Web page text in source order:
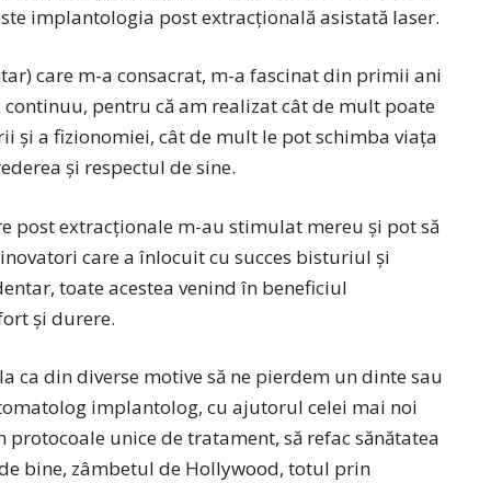
implantologia post extracțională asistată laser.
care m-a consacrat, m-a fascinat din primii ani
pentru că am realizat cât de mult poate
și a fizionomiei, cât de mult le pot schimba viața
și respectul de sine.
extracționale m-au stimulat mereu și pot să
care a înlocuit cu succes bisturiul și
toate acestea venind în beneficiul
și durere.
ca din diverse motive să ne pierdem un dinte sau
implantolog, cu ajutorul celei mai noi
unice de tratament, să refac sănătatea
bine, zâmbetul de Hollywood, totul prin